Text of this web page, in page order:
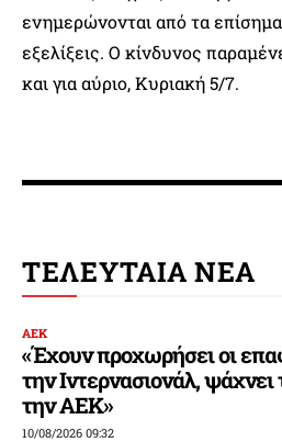
ενημερώνονται από τα
εξελίξεις. Ο κίνδυνος
και για αύριο, Κυριακή 5/7.
ΤΕΛΕΥΤΑΙΑ ΝΕΑ
ΑΕΚ
«Έχουν προχωρήσει οι
την Ιντερνασιονάλ,
την ΑΕΚ»
10/08/2026 09:32